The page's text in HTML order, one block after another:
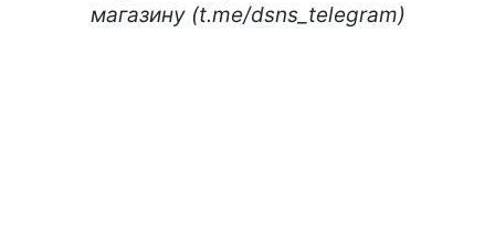
магазину (t.me/dsns_telegram)